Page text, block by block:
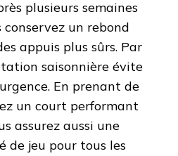
plusieurs semaines
conservez un rebond
appuis plus sûrs. Par
saisonnière évite
En prenant de
un court performant
assurez aussi une
de jeu pour tous les